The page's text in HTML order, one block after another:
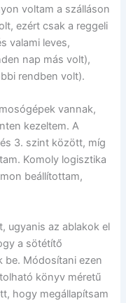
voltam a szálláson
ezért csak a reggeli
valami leves,
nap más volt),
rendben volt).
vannak,
kezeltem. A
3. szint között, míg
Komoly logisztika
beállítottam,
ugyanis az ablakok el
a sötétítő
be. Módosítani ezen
könyv méretű
hogy megállapítsam